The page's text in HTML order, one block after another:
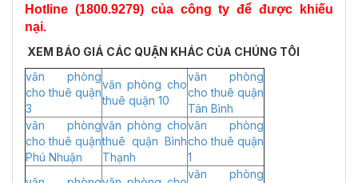
Hotline (1800.9279) của công ty để được khiếu
nại.
XEM BÁO GIÁ CÁC QUẬN KHÁC CỦA CHÚNG TÔI
văn phòng
cho thuê quận
3
văn phòng cho
thuê quận 10
văn phòng
cho thuê quận
Tân Bình
văn phòng
cho thuê quận
Phú Nhuận
văn phòng cho
thuê quận Bình
Thạnh
văn phòng
cho thuê quận
1
văn phòng